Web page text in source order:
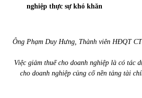
nghiệp thực sự khó khăn
Ông Phạm Duy Hưng, Thành viên HĐQT
Việc giảm thuế cho doanh nghiệp là có tác
cho doanh nghiệp củng cố nền tảng tài